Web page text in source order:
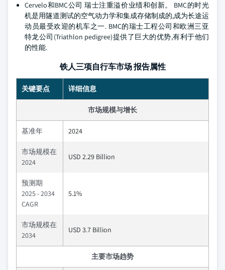
Cervelo和BMC公司 瑞士注重溢价业绩和创新。 BMC的时光
机是用隧道测试的空气动力学和集成存储制成的,成为长途运
动员最受欢迎的机车之一. BMC的瑞士工程公司和欧洲三亚
特龙公司(Triathlon pedigree)提供了巨大的优势,有利于他们
的性能.
铁人三项自行车市场 报告属性
关键要点 详细信息
市场规模与增长
基准年 2024
市场规模在
2024
USD 2.29 Billion
预测期
2025 - 2034
CAGR
5.1%
市场规模在
2034
USD 3.7 Billion
主要市场趋势